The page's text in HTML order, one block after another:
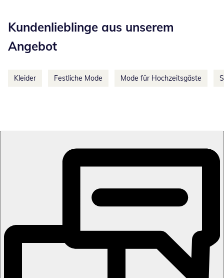
Kundenlieblinge aus unserem
Angebot
Kleider Festliche Mode Mode für Hochzeitsgäste